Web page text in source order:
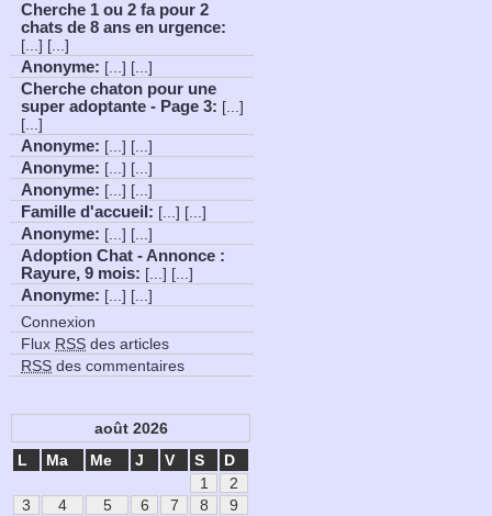
Cherche 1 ou 2 fa pour 2
chats de 8 ans en urgence:
[...] [...]
Anonyme: [...] [...]
Cherche chaton pour une
super adoptante - Page 3: [...]
[...]
Anonyme: [...] [...]
Anonyme: [...] [...]
Anonyme: [...] [...]
Famille d'accueil : [...] [...]
Anonyme: [...] [...]
Adoption Chat - Annonce :
Rayure, 9 mois: [...] [...]
Anonyme: [...] [...]
Connexion
Flux RSS des articles
RSS des commentaires
août 2026
L
Ma Me J V S D
1
2
3
4 5 6 7 8
9